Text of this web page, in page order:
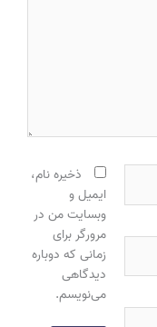
ذخیره نام،
ایمیل و
وبسایت من در
مرورگر برای
زمانی که دوباره
دیدگاهی
می‌نویسم.